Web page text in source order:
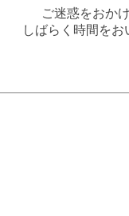
ご迷惑をおか
しばらく時間を